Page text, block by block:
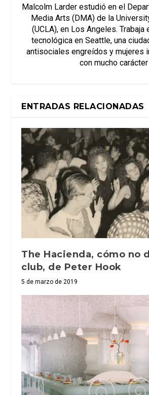
Malcolm Larder estudió en el
Media Arts (DMA) de la
(UCLA), en Los Angeles. Trabaja
tecnológica en Seattle, una
antisociales engreídos y mujeres
con mucho carácter
ENTRADAS RELACIONADAS
The Hacienda, cómo no
club, de Peter Hook
5 de marzo de 2019